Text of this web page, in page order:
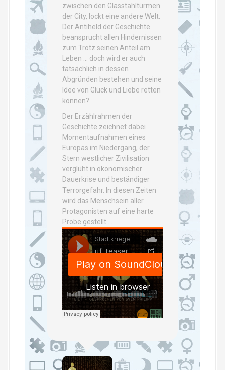
zwischen den Glasstahltürmen
der City, lockt eine andere Welt.
Der Antiheld der Geschichte
beansprucht allen Hindernissen
zum Trotz seinen Anteil am
Leben … doch wird er auch
tatsächlich in dessen
Abgründen bestehen und seine
Idee von Glück und Liebe retten
können?
Der Erzählrahmen der
Geschichte zeichnet dabei
Momentaufnahmen eines
Europas im Niedergang, der
Stern westlicher Zivilisation
verglüht in ökonomischer
Dauerkrise und beständiger
Terrorgefahr. In diesen Zeiten
wird das Menschsein aller
Protagonisten auf eine harte
Probe gestellt …